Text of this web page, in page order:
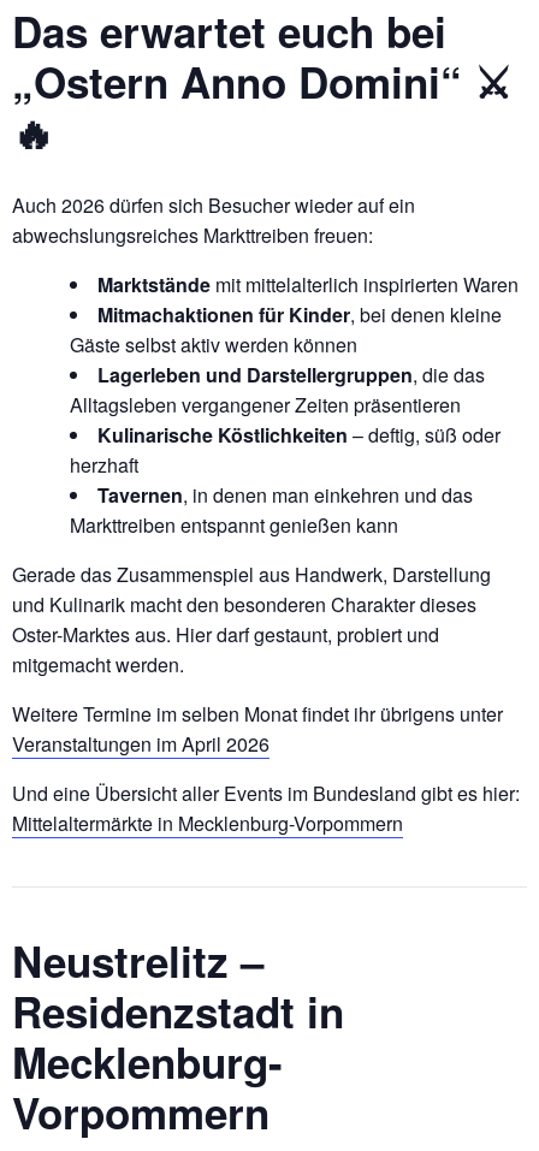
Das erwartet euch bei
„Ostern Anno Domini“ ⚔️
🔥
Auch 2026 dürfen sich Besucher wieder auf ein
abwechslungsreiches Markttreiben freuen:
Marktstände mit mittelalterlich inspirierten Waren
Mitmachaktionen für Kinder, bei denen kleine
Gäste selbst aktiv werden können
Lagerleben und Darstellergruppen, die das
Alltagsleben vergangener Zeiten präsentieren
Kulinarische Köstlichkeiten – deftig, süß oder
herzhaft
Tavernen, in denen man einkehren und das
Markttreiben entspannt genießen kann
Gerade das Zusammenspiel aus Handwerk, Darstellung
und Kulinarik macht den besonderen Charakter dieses
Oster-Marktes aus. Hier darf gestaunt, probiert und
mitgemacht werden.
Weitere Termine im selben Monat findet ihr übrigens unter
Veranstaltungen im April 2026
Und eine Übersicht aller Events im Bundesland gibt es hier:
Mittelaltermärkte in Mecklenburg-Vorpommern
Neustrelitz –
Residenzstadt in
Mecklenburg-
Vorpommern